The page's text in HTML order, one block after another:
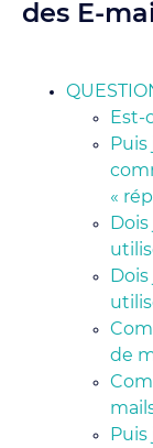
des E-
Est-
«
de